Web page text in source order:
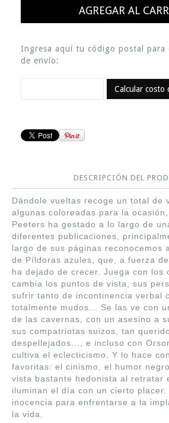
Ingresa aquí tu código postal para
de envío:
Calcular costo
DESCRIPCIÓN DEL
Dándole vueltas recoge un total de
algunas coloreadas para la
Peeters ha gestado a lo largo de
diferentes publicaciones,
largo de sus páginas reconocemos
de Píldoras azules , que, a fuerza
ha dejado de crecer. Juega con los
cambia los puntos de vista, sus
sufrir tanto de incontinencia verbal
totalmente mudos... Se las ve con
de las cavernas, con un asesino a
sus compatriotas suizos, tan
despellejados..., e incluso con
cultiva el eclecticismo. Y lo hace
favoritas: el cinismo, el humor
vista bastante hedonista al retratar
iluminan el día con un cierto placer.
inocencia para enfrentarse a la
la vida.